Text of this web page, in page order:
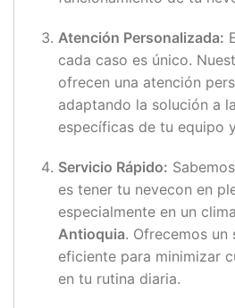
Atención Personalizada:
cada caso es único.
ofrecen una atención
adaptando la solución a
específicas de tu equipo
Servicio Rápido:
es tener tu nevecon en
especialmente en un
Antioquia. Ofrecemos
eficiente para minimizar
en tu rutina diaria.